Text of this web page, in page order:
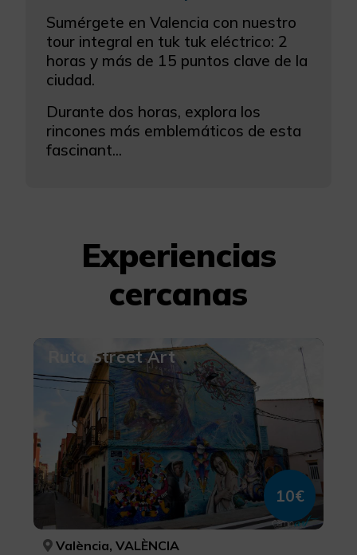
Sumérgete en Valencia con nuestro
tour integral en tuk tuk eléctrico: 2
horas y más de 15 puntos clave de la
ciudad.
Durante dos horas, explora los
rincones más emblemáticos de esta
fascinant...
Experiencias
cercanas
Ruta Street Art
10€
València, VALÈNCIA